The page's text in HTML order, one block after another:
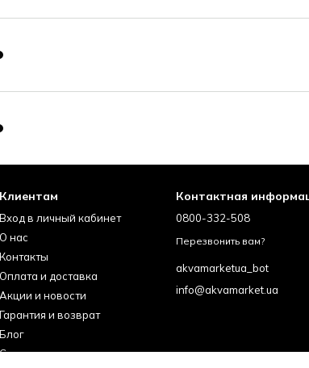
Клиентам
Вход в личный кабинет
О нас
Контакты
Оплата и доставка
Акции и новости
Гарантия и возврат
Блог
Сервисные центры
Контактная
0800-332-508
Перезвонить вам?
akvamarketua_bot
info@akvamarket.ua